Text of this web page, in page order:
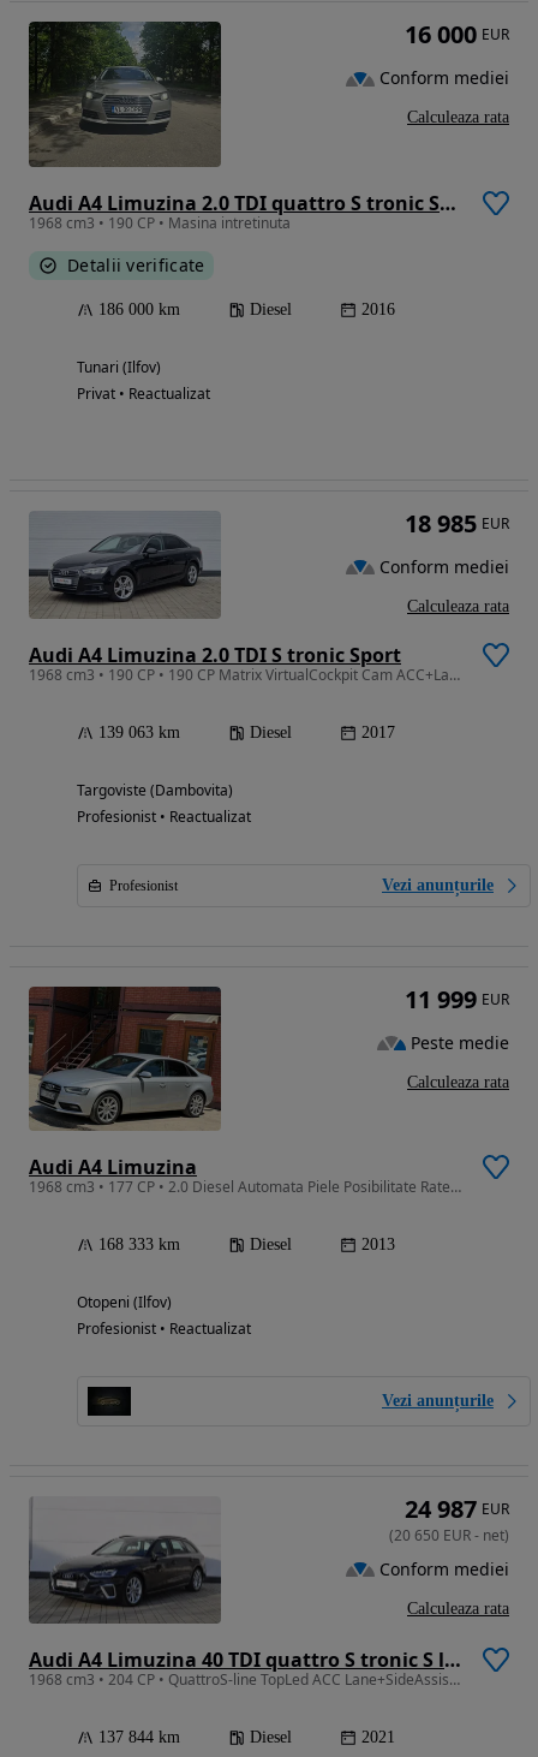
Audi A4 Limuzina 2.0 TDI quattro S tronic Sport
1968 cm3 • 190 CP • Masina intretinuta
Detalii verificate
186 000 km Diesel 2016
Tunari (Ilfov)
Privat • Reactualizat
16 000 EUR
Conform mediei
Calculeaza rata
Audi A4 Limuzina 2.0 TDI S tronic Sport
1968 cm3 • 190 CP • 190 CP Matrix VirtualCockpit Cam ACC+Lane+SideAssist CarPlay Finantare
139 063 km Diesel 2017
Targoviste (Dambovita)
Profesionist • Reactualizat
Profesionist Vezi anunțurile
18 985 EUR
Conform mediei
Calculeaza rata
Audi A4 Limuzina
1968 cm3 • 177 CP • 2.0 Diesel Automata Piele Posibilitate Rate FARA AVANS Schimburi Auto
168 333 km Diesel 2013
Otopeni (Ilfov)
Profesionist • Reactualizat
Vezi anunțurile
11 999 EUR
Peste medie
Calculeaza rata
Audi A4 Limuzina 40 TDI quattro S tronic S line
1968 cm3 • 204 CP • QuattroS-line TopLed ACC Lane+SideAssist PieleMaro Camera TVA Garantie
137 844 km Diesel 2021
24 987 EUR
(20 650 EUR- net)
Conform mediei
Calculeaza rata